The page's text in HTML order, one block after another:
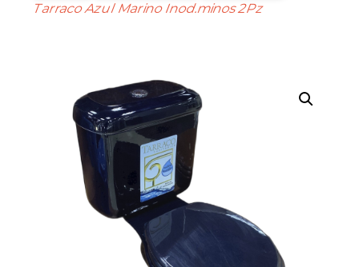
Tarraco Azul Marino Inod.minos 2Pz